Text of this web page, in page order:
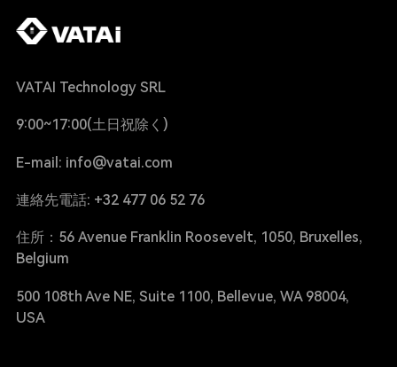
VATAI Technology SRL
9:00~17:00(土日祝除く)
E-mail: info@vatai.com
連絡先電話: +32 477 06 52 76
住所：56 Avenue Franklin Roosevelt, 1050, Bruxelles,
Belgium
500 108th Ave NE, Suite 1100, Bellevue, WA 98004,
USA